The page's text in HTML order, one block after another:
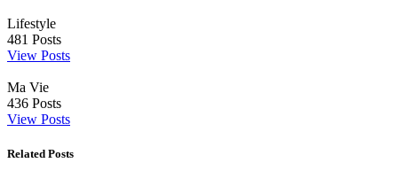
Lifestyle
481 Posts
View Posts
Ma Vie
436 Posts
View Posts
Related Posts